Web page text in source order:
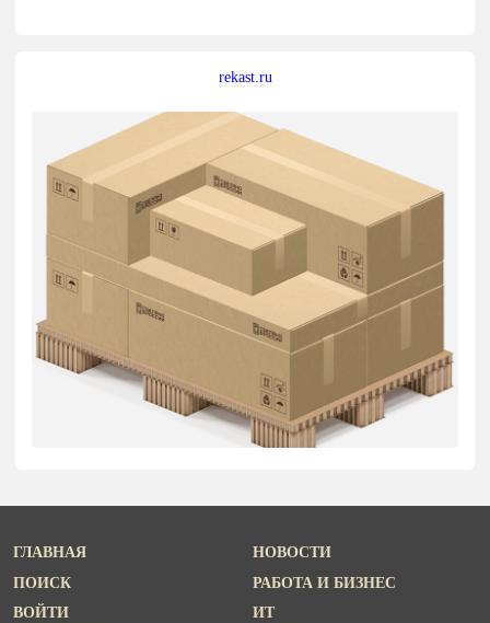
rekast.ru
ГЛАВНАЯ
ПОИСК
ВОЙТИ
НОВОСТИ
РАБОТА И БИЗНЕС
ИТ